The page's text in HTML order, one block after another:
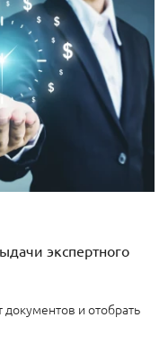
экспертного
документов и отобрать